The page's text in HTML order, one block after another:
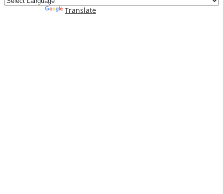
Translate